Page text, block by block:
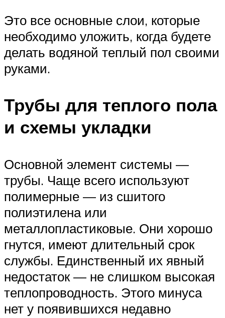
Это все основные слои, которые
необходимо уложить, когда будете
делать водяной теплый пол своими
руками.
Трубы для теплого пола
и схемы укладки
Основной элемент системы —
трубы. Чаще всего используют
полимерные — из сшитого
полиэтилена или
металлопластиковые. Они хорошо
гнутся, имеют длительный срок
службы. Единственный их явный
недостаток — не слишком высокая
теплопроводность. Этого минуса
нет у появившихся недавно